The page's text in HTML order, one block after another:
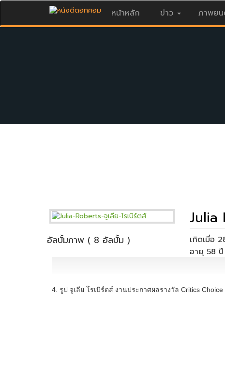
หน้าหลัก ข่าว ภาพย
Julia
เกิดเมื่อ
ที่เกิด จอ
อัลบั้มภาพ ( 8 อัลบั้ม )
4. รูป จูเลีย โรเบิร์ตส์ งานประกาศผลรางวัล Critics